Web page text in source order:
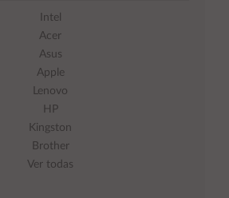
Intel
Acer
Asus
Apple
Lenovo
HP
Kingston
Brother
Ver todas